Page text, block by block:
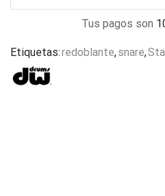
Tus pagos son
Etiquetas:redoblante,snare,